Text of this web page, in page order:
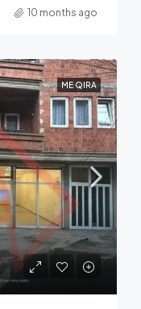
10 months ago
ME QIRA